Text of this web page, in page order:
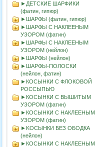
►ДЕТСКИЕ ШАРФИКИ
(фатин, гипюр)
►ШАРФЫ (фатин, гипюр)
►ШАРФЫ С НАКЛЕЕНЫМ
УЗОРОМ (фатин)
►ШАРФЫ С НАКЛЕЕНЫМ
УЗОРОМ (нейлон)
►ШАРФЫ (нейлон)
►ШАРФЫ-ПОЛОСКИ
(нейлон, фатин)
►КОСЫНКИ С ФЛОКОВОЙ
РОССЫПЬЮ
►КОСЫНКИ С ВЫШИТЫМ
УЗОРОМ (фатин)
►КОСЫНКИ С НАКЛЕЕНЫМ
УЗОРОМ (фатин)
►KOСЫНКИ БЕЗ ОБОДКА
(нейлон)
►КОСЫНКИ С НАКЛЕЕНЫМ